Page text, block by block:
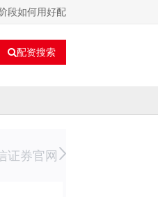
段如何用好配
配资搜索
证券官网